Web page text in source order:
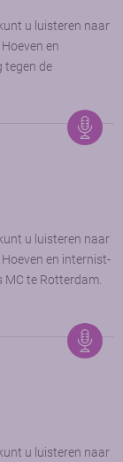
u luisteren naar
en
tegen de
u luisteren naar
en internist-
te Rotterdam.
u luisteren naar